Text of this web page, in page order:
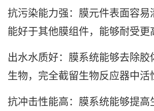
抗污染能力强：膜元件表面容易
能好于其他膜组件，能够耐受更
出水水质好：膜系统能够去除
生物，完全截留生物反应器中活
抗冲击性能高：膜系统能够提高